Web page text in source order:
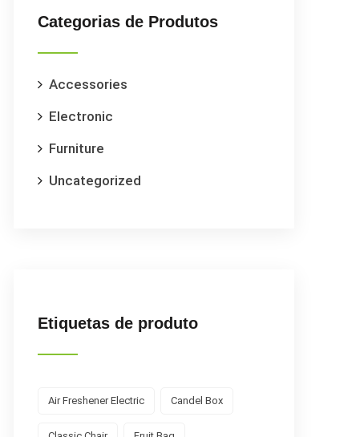
Categorias de Produtos
Accessories
Electronic
Furniture
Uncategorized
Etiquetas de produto
Air Freshener Electric Candel Box